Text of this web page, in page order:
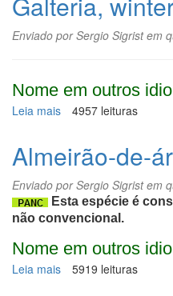
Enviado porSergio Sigristem
Nome em outros
Leia mais sobre
4957 leituras
Almeirão-de-
Enviado porSergio Sigristem
Esta espécie é
não convencional.
Nome em outros
Leia mais sobre
5919 leituras